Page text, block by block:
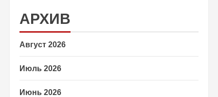
АРХИВ
Август 2026
Июль 2026
Июнь 2026